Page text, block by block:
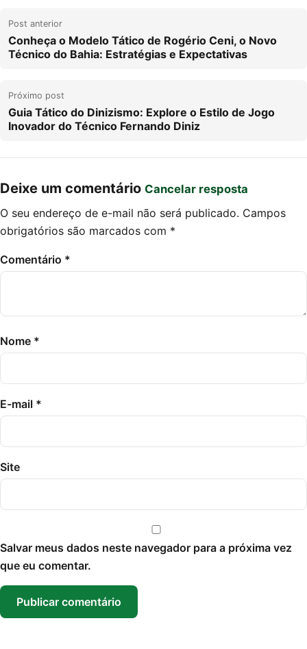
Post anterior
Conheça o Modelo Tático de Rogério Ceni, o Novo
Técnico do Bahia: Estratégias e Expectativas
Próximo post
Guia Tático do Dinizismo: Explore o Estilo de Jogo
Inovador do Técnico Fernando Diniz
Deixe um comentário Cancelar resposta
O seu endereço de e-mail não será publicado. Campos
obrigatórios são marcados com *
Comentário *
Nome *
E-mail *
Site
Salvar meus dados neste navegador para a próxima vez
que eu comentar.